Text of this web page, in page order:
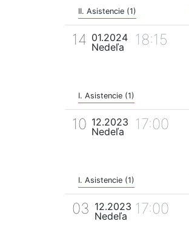
II. Asistencie (1)
14 01.2024
Nedeľa
18:15
I. Asistencie (1)
10 12.2023
Nedeľa
17:00
I. Asistencie (1)
03 12.2023
Nedeľa
17:00